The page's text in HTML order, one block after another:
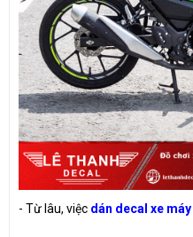
- Từ lâu, việc dán decal xe máy